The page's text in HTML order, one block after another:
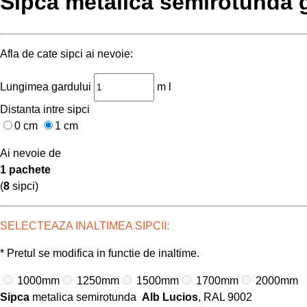
Afla de cate sipci ai nevoie:
Lungimea gardului
m l
Distanta intre sipci
0 cm
1 cm
Ai nevoie de
1 pachete
(8 sipci)
SELECTEAZA INALTIMEA SIPCII:
* Pretul se modifica in functie de inaltime.
1000mm 1250mm 1500mm 1700mm
2000mm
Sipca metalica semirotunda Alb Lucios, RAL 9002